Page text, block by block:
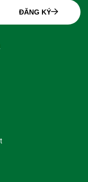
ĐĂNG KÝ